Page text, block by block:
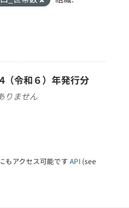
（令和６）年発行分
りません
もアクセス可能です API (see